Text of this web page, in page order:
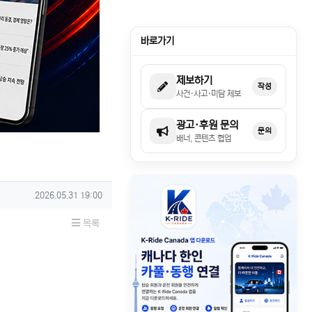
작성일
2026.05.31 19:00
목록
바로가기
제보하기
사건·사고·미담 제보
작성
광고·후원 문의
배너, 콘텐츠 협업
문의